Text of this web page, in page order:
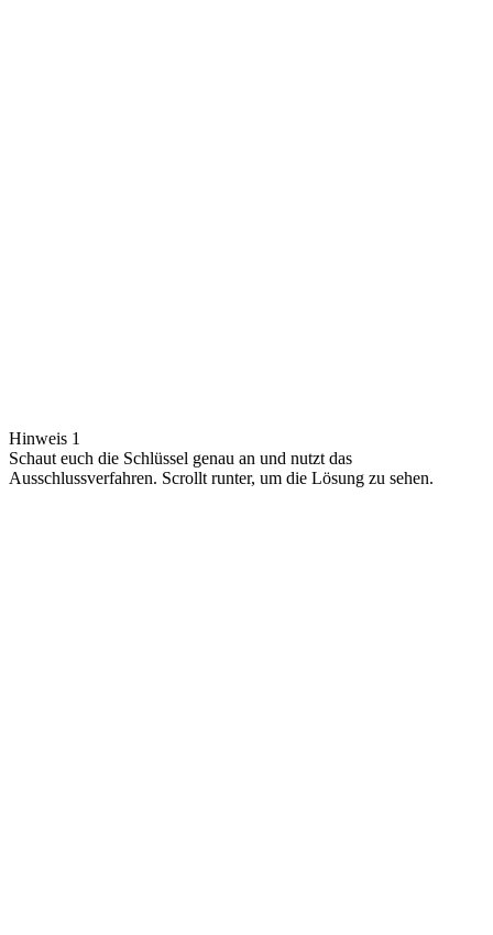
Hinweis 1
Schaut euch die Schlüssel genau an und nutzt das
Ausschlussverfahren. Scrollt runter, um die Lösung zu sehen.